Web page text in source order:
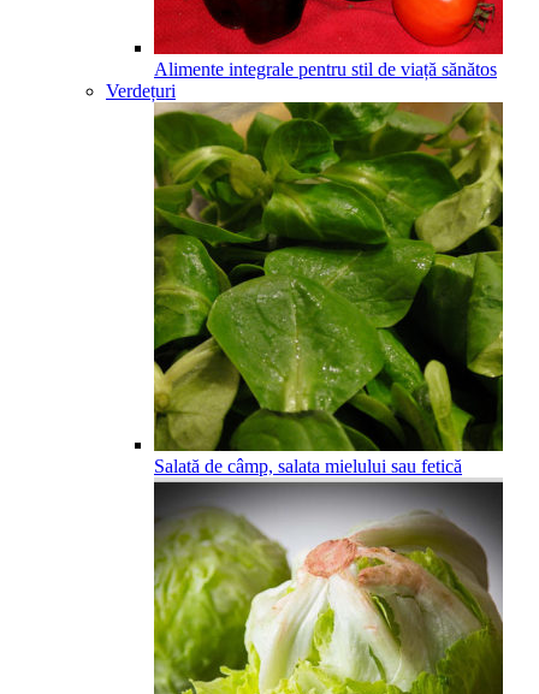
Alimente integrale pentru stil de viață sănătos
Verdețuri
Salată de câmp, salata mielului sau fetică